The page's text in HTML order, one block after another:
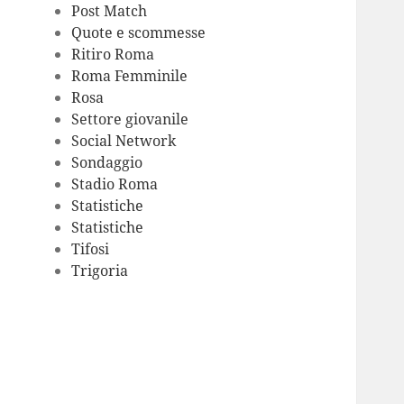
Post Match
Quote e scommesse
Ritiro Roma
Roma Femminile
Rosa
Settore giovanile
Social Network
Sondaggio
Stadio Roma
Statistiche
Statistiche
Tifosi
Trigoria